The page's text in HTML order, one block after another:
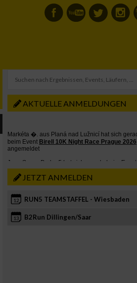
AKTUELLE ANMELDUNGEN
JETZT ANMELDEN
12 RUN5 TEAMSTAFFEL - Wiesbaden
13 B2Run Dillingen/Saar